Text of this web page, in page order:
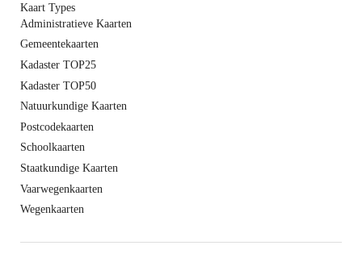
Kaart Types
Administratieve Kaarten
Gemeentekaarten
Kadaster TOP25
Kadaster TOP50
Natuurkundige Kaarten
Postcodekaarten
Schoolkaarten
Staatkundige Kaarten
Vaarwegenkaarten
Wegenkaarten